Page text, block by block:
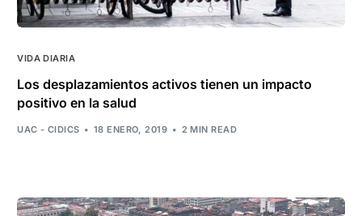
VIDA DIARIA
Los desplazamientos activos tienen un impacto
positivo en la salud
UAC - CIDICS 18 ENERO, 2019 2 MIN READ